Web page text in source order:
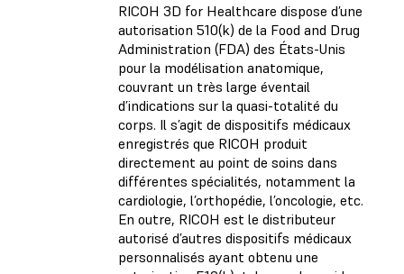
RICOH 3D for Healthcare dispose d’une
autorisation 510(k) de la Food and Drug
Administration (FDA) des États-Unis
pour la modélisation anatomique,
couvrant un très large éventail
d’indications sur la quasi-totalité du
corps. Il s’agit de dispositifs médicaux
enregistrés que RICOH produit
directement au point de soins dans
différentes spécialités, notamment la
cardiologie, l’orthopédie, l’oncologie, etc.
En outre, RICOH est le distributeur
autorisé d’autres dispositifs médicaux
personnalisés ayant obtenu une